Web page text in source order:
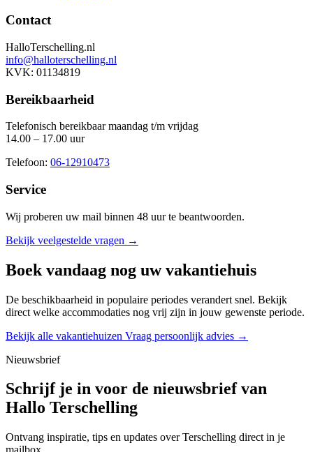
Contact
HalloTerschelling.nl
info@halloterschelling.nl
KVK: 01134819
Bereikbaarheid
Telefonisch bereikbaar maandag t/m vrijdag
14.00 – 17.00 uur
Telefoon: 06-12910473
Service
Wij proberen uw mail binnen 48 uurte beantwoorden.
Bekijk veelgestelde vragen →
Boek vandaag nog uw vakantiehuis
De beschikbaarheid in populaire periodes verandert snel. Bekijk
direct welke accommodaties nog vrij zijn in jouw gewenste periode.
Bekijk alle vakantiehuizen Vraag persoonlijk advies →
Nieuwsbrief
Schrijf je in voor de nieuwsbrief van
Hallo Terschelling
Ontvang inspiratie, tips en updates over Terschelling direct in je